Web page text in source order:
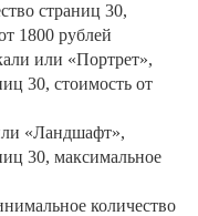
страниц 30,
1800 рублей
или «Портрет»,
30, стоимость от
«Ландшафт»,
30, максимальное
количество